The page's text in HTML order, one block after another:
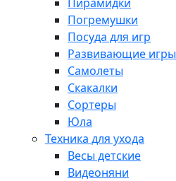
Погремушки
Посуда для игр
Развивающие игры
Самолеты
Скакалки
Сортеры
Юла
Техника для ухода
Весы детские
Видеоняни